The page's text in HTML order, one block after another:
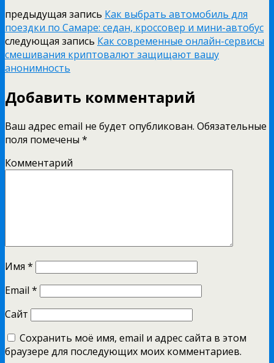
предыдущая запись Как выбрать автомобиль для
поездки по Самаре: седан, кроссовер и мини-автобус
следующая запись Как современные онлайн-сервисы
смешивания криптовалют защищают вашу
анонимность
Добавить комментарий
Ваш адрес email не будет опубликован. Обязательные
поля помечены *
Комментарий
Имя *
Email *
Сайт
Сохранить моё имя, email и адрес сайта в этом
браузере для последующих моих комментариев.